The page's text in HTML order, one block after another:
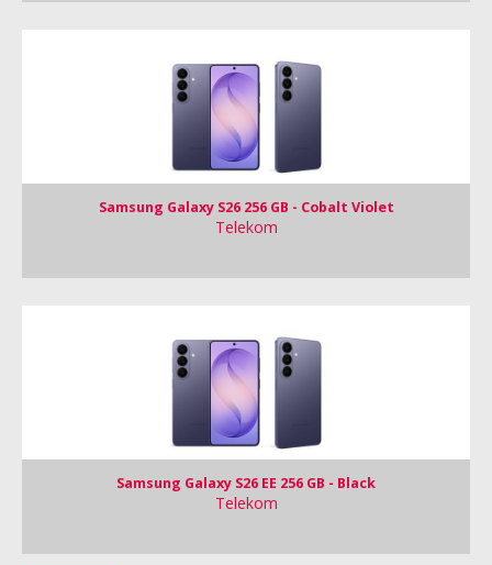
Samsung Galaxy S26 256 GB - Cobalt Violet
Telekom
Samsung Galaxy S26 EE 256 GB - Black
Telekom